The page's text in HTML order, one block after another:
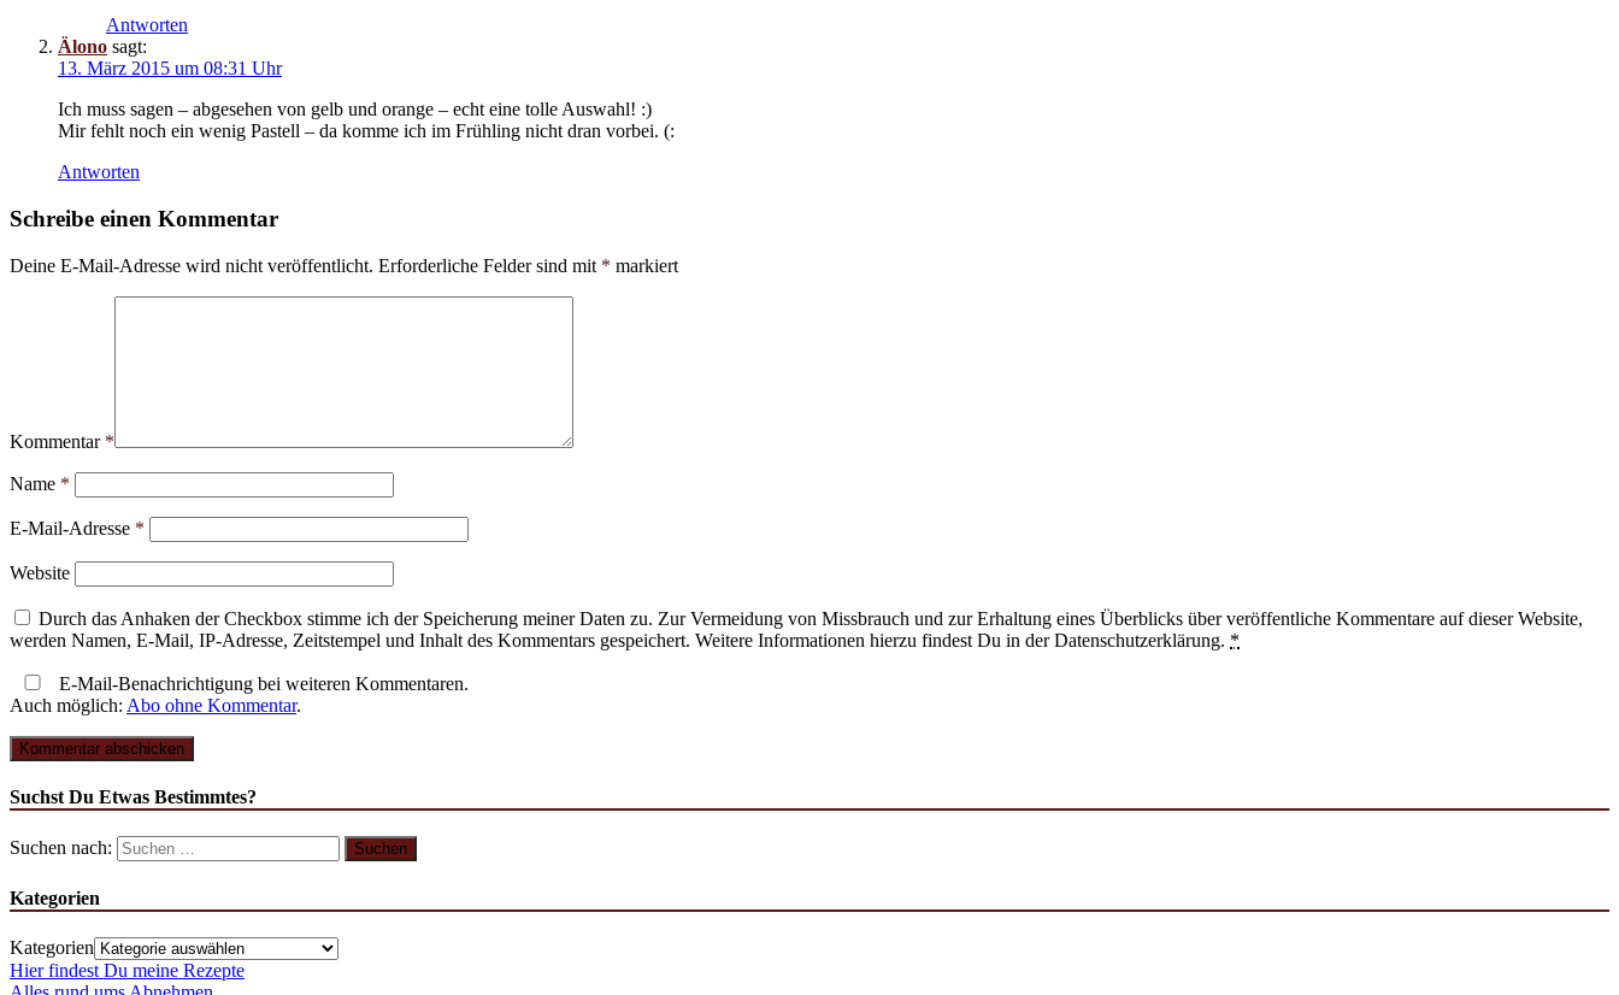
Antworten
Älono sagt:
13. März 2015 um 08:31 Uhr
Ich muss sagen – abgesehen von gelb und orange – echt eine tolle Auswahl! :)
Mir fehlt noch ein wenig Pastell – da komme ich im Frühling nicht dran vorbei. (:
Antworten
Schreibe einen Kommentar
Deine E-Mail-Adresse wird nicht veröffentlicht. Erforderliche Felder sind mit * markiert
Kommentar *
Name *
E-Mail-Adresse *
Website
Durch das Anhaken der Checkbox stimme ich der Speicherung meiner Daten zu. Zur Vermeidung von Missbrauch und zur Erhaltung eines Überblicks über veröffentliche Kommentare auf dieser Website,
werden Namen, E-Mail, IP-Adresse, Zeitstempel und Inhalt des Kommentars gespeichert. Weitere Informationen hierzu findest Du in der Datenschutzerklärung. *
E-Mail-Benachrichtigung bei weiteren Kommentaren.
Auch möglich: Abo ohne Kommentar.
Suchst Du Etwas Bestimmtes?
Suchen nach:
Kategorien
Kategorien
Hier findest Du meine Rezepte